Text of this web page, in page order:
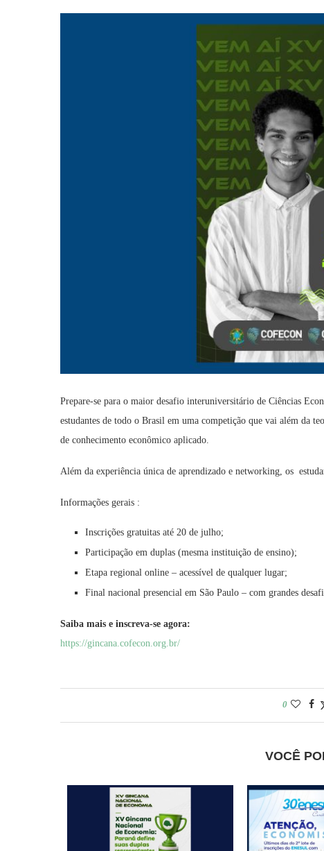
Prepare-se para o maior desafio interuniversitário de Ciências
estudantes de todo o Brasil em uma competição que vai além da
de conhecimento econômico aplicado.
Além da experiência única de aprendizado e networking, os
Informações gerais :
Inscrições gratuitas até 20 de julho;
Participação em duplas (mesma instituição de ensino);
Etapa regional online – acessível de qualquer lugar;
Final nacional presencial em São Paulo – com grandes
Saiba mais e inscreva-se agora:
https://gincana.cofecon.org.br/
0
VOCÊ